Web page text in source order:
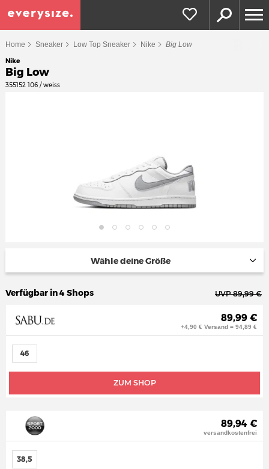
Home Sneaker Low Top Sneaker Nike Big Low
Nike
Big Low
355152 106 / weiss
Wähle deine Größe
Verfügbar in 4 Shops UVP 89,99 €
89,99 €
+4,90 € Versand = 94,89 €
ZUM SHOP
46
89,94 €
versandkostenfrei
38,5